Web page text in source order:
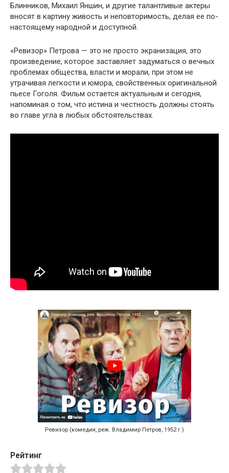
Блинников, Михаил Яншин, и другие талантливые актеры
вносят в картину живость и неповторимость, делая ее по-
настоящему народной и доступной.
«Ревизор» Петрова — это не просто экранизация, это
произведение, которое заставляет задуматься о вечных
проблемах общества, власти и морали, при этом не
утрачивая легкости и юмора, свойственных оригинальной
пьесе Гоголя. Фильм остается актуальным и сегодня,
напоминая о том, что истина и честность должны стоять
во главе угла в любых обстоятельствах.
Ревизор (комедия, реж. Владимир Петров, 1952 г.)
Рейтинг